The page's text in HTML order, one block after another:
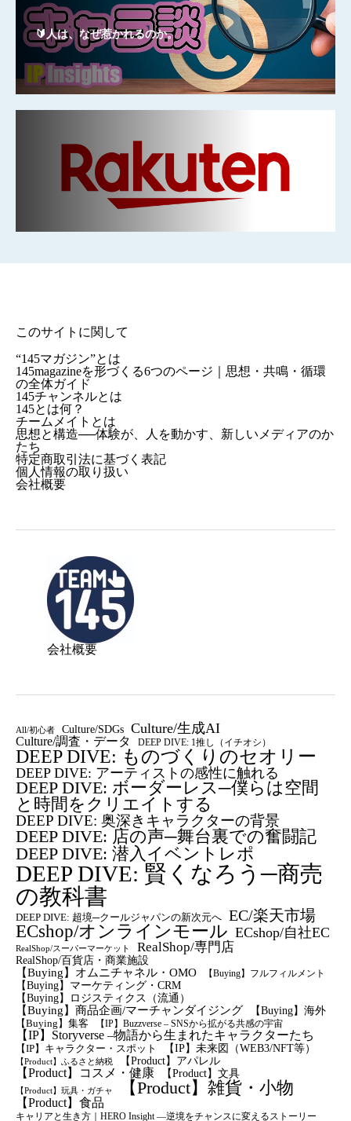
🔰人は、なぜ惹かれるのか。
このサイトに関して
“145マガジン”とは
145magazineを形づくる6つのページ｜思想・共鳴・循環
の全体ガイド
145チャンネルとは
145とは何？
チームメイトとは
思想と構造──体験が、人を動かす、新しいメディアのか
たち
特定商取引法に基づく表記
個人情報の取り扱い
会社概要
会社概要
All/初心者 Culture/SDGs Culture/生成AI
Culture/調査・データ DEEP DIVE: 1推し（イチオシ）
DEEP DIVE: ものづくりのセオリー
DEEP DIVE: アーティストの感性に触れる
DEEP DIVE: ボーダーレス─僕らは空間
と時間をクリエイトする
DEEP DIVE: 奥深きキャラクターの背景
DEEP DIVE: 店の声─舞台裏での奮闘記
DEEP DIVE: 潜入イベントレポ
DEEP DIVE: 賢くなろう─商売
の教科書
DEEP DIVE: 超境─クールジャパンの新次元へ EC/楽天市場
ECshop/オンラインモール ECshop/自社EC
RealShop/スーパーマーケット RealShop/専門店
RealShop/百貨店・商業施設
【Buying】オムニチャネル・OMO
【Buying】フルフィルメント
【Buying】マーケティング・CRM
【buying】ロジスティクス（流通）
【Buying】商品企画/マーチャンダイジング 【Buying】海外
【Buying】集客 【IP】Buzzverse – SNSから拡がる共感の宇宙
【IP】Storyverse –物語から生まれたキャラクターたち
【IP】キャラクター・スポット 【IP】未来図（WEB3/NFT等）
【Product】ふるさと納税 【Product】アパレル
【Product】コスメ・健康 【Product】文具
【Product】玩具・ガチャ 【Product】雑貨・小物
【Product】食品
キャリアと生き方｜HERO Insight —逆境をチャンスに変えるストーリー